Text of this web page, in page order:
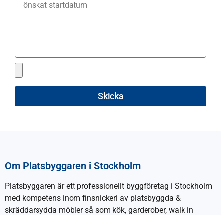
Skicka
Om Platsbyggaren i Stockholm
Platsbyggaren är ett professionellt byggföretag i Stockholm
med kompetens inom finsnickeri av platsbyggda &
skräddarsydda möbler så som kök, garderober, walk in